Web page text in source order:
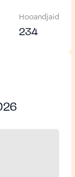
Hooandjaid
234